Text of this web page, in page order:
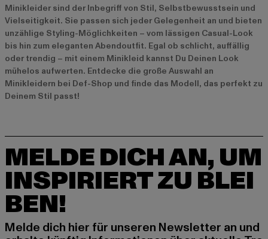
Minikleider sind der Inbegriff von Stil, Selbstbewusstsein und
Vielseitigkeit. Sie passen sich jeder Gelegenheit an und bieten
unzählige Styling-Möglichkeiten – vom lässigen Casual-Look
bis hin zum eleganten Abendoutfit. Egal ob schlicht, auffällig
oder trendig – mit einem Minikleid kannst Du Deinen Look
mühelos aufwerten. Entdecke die große Auswahl an
Minikleidern bei Def-Shop und finde das Modell, das perfekt zu
Deinem Stil passt!
MELDE DICH AN, UM
INSPIRIERT ZU BLEI
BEN!
Melde dich hier für unseren Newsletter an und